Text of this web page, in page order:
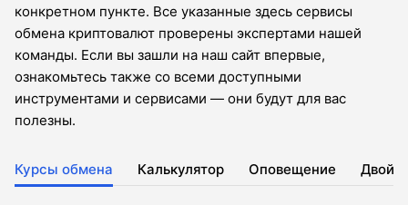
конкретном пункте. Все указанные здесь сервисы
обмена криптовалют проверены экспертами нашей
команды. Если вы зашли на наш сайт впервые,
ознакомьтесь также со всеми доступными
инструментами и сервисами — они будут для вас
полезны.
Курсы обмена Калькулятор Оповещение